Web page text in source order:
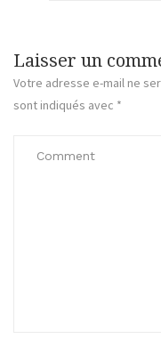
Laisser un
Votre adresse e-mail ne
sont indiqués avec *